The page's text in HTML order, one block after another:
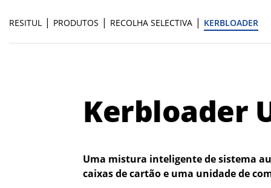
PRODUTOS ELÉCTRICOS
OmniDEL (E)
OmniDEL Triplo (E)
CityCat V20 (E)
CARGA
RESITUL | PRODUTOS | RECOLHA SELECTIVA | KERBLOADER
Kerbloader
Uma mistura inteligente de sistema
caixas de cartão e uma unidade de